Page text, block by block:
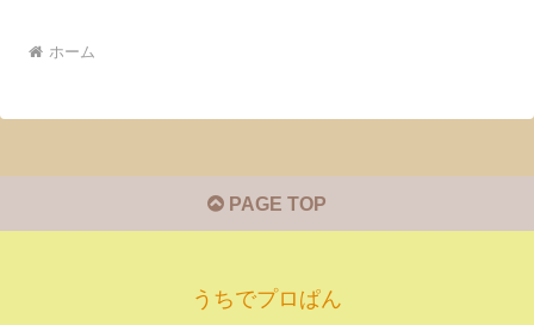
ホーム
PAGE TOP
うちでプロぱん